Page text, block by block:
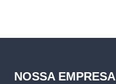
NOSSA EMPRESA